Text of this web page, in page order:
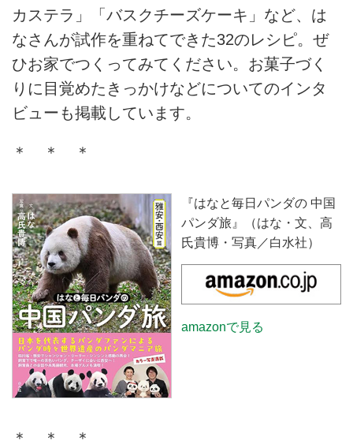
カステラ」「バスクチーズケーキ」など、は
なさんが試作を重ねてできた32のレシピ。ぜ
ひお家でつくってみてください。お菓子づく
りに目覚めたきっかけなどについてのインタ
ビューも掲載しています。
＊ ＊ ＊
『はなと毎日パンダの 中国
パンダ旅』（はな・文、高
氏貴博・写真／白水社）
amazonで見る
＊ ＊ ＊